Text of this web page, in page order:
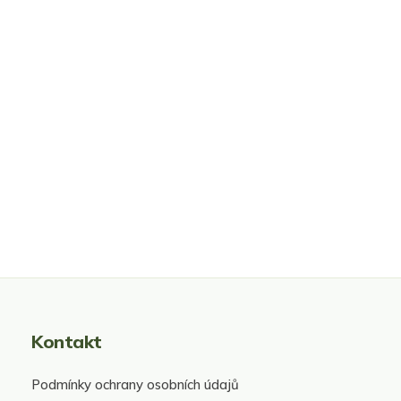
Kontakt
Podmínky ochrany osobních údajů